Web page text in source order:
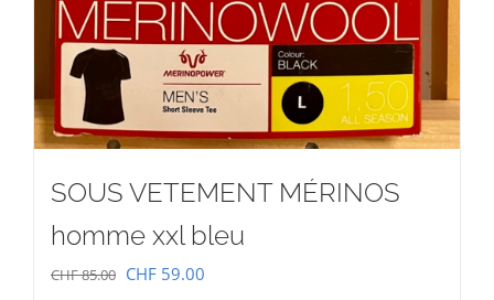
SOUS VETEMENT MÉRINOS
homme xxl bleu
CHF85.00 Le
CHF 59.00